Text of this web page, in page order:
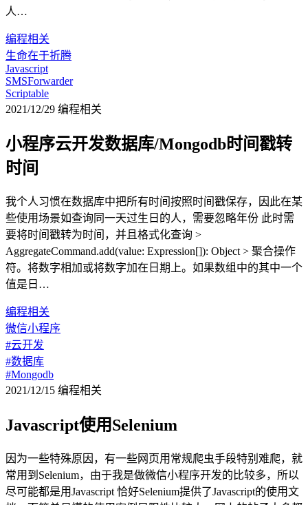
人…
编程相关
生命在于折腾
Javascript
SMSForwarder
Scriptable
2021/12/29 编程相关
小程序云开发数据库/Mongodb时间戳转
时间
我个人习惯在数据库中把所有时间按照时间戳保存，因此在某
些使用场景如查询同一天过生日的人，需要忽略年份 此时需
要将时间戳转为时间，并且格式化查询 >
AggregateCommand.add(value: Expression[]): Object > 聚合操作
符。将数字相加或将数字加在日期上。如果数组中的其中一个
值是日…
编程相关
微信小程序
#云开发
#数据库
#Mongodb
2021/12/15 编程相关
Javascript使用Selenium
因为一些特殊原因，有一些网页用常规爬虫手段特别难爬，就
常用到Selenium，由于我是做微信小程序开发的比较多，所以
尽可能都是用Javascript 恰好Selenium提供了Javascript的使用文